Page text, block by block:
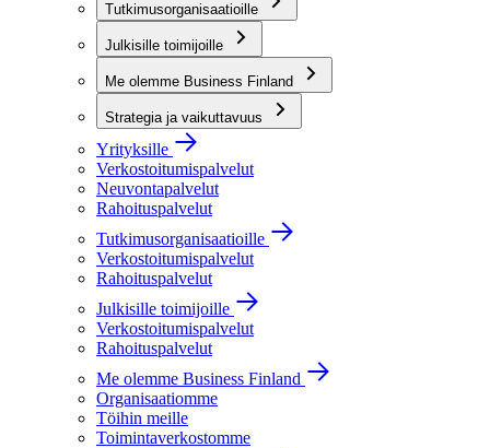
Tutkimusorganisaatioille
Julkisille toimijoille
Me olemme Business Finland
Strategia ja vaikuttavuus
Yrityksille
Verkostoitumispalvelut
Neuvontapalvelut
Rahoituspalvelut
Tutkimusorganisaatioille
Verkostoitumispalvelut
Rahoituspalvelut
Julkisille toimijoille
Verkostoitumispalvelut
Rahoituspalvelut
Me olemme Business Finland
Organisaatiomme
Töihin meille
Toimintaverkostomme